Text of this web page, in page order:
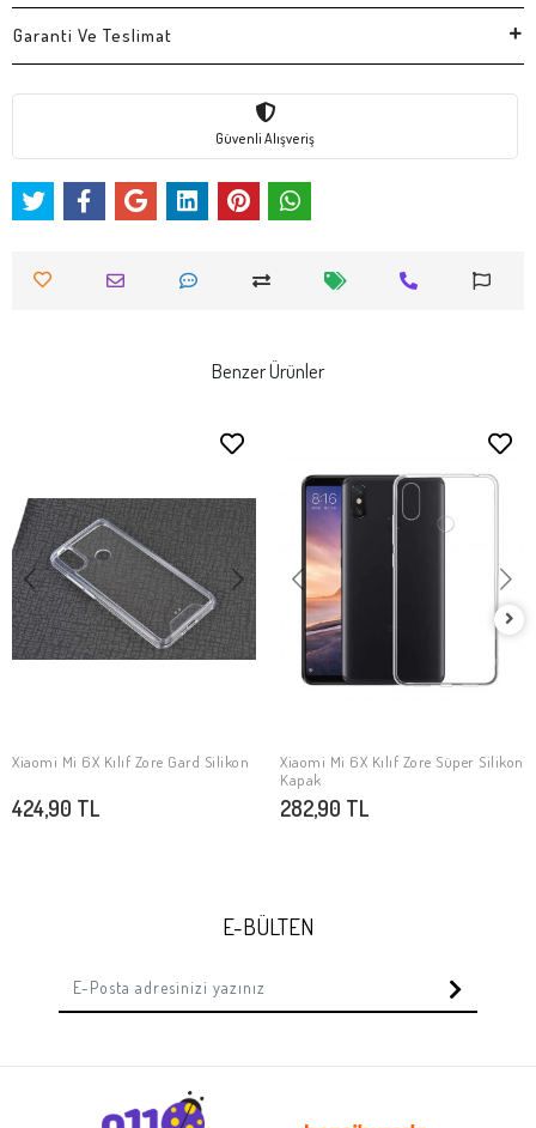
Garanti Ve Teslimat
Güvenli Alışveriş
Benzer Ürünler
SEPETE EKLE
Xiaomi Mi 6X Kılıf Zore Gard Silikon
424,90 TL
SEPETE EKLE
Xiaomi Mi 6X Kılıf Zore Süper Silikon
Kapak
282,90 TL
E-BÜLTEN